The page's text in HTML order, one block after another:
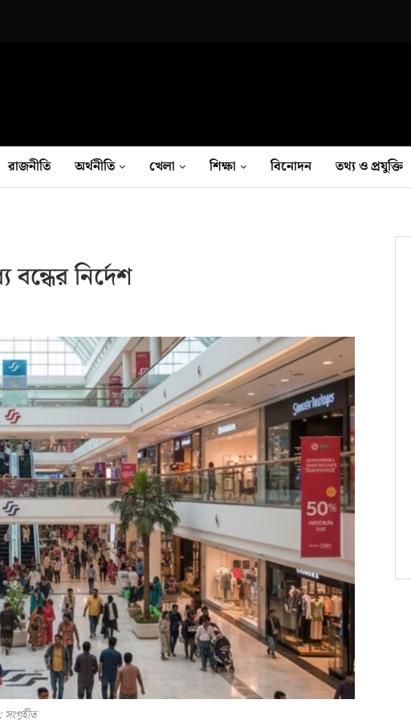
রাজনীতি অর্থনীতি খেলা শিক্ষা বিনোদন তথ‍্য ও প্রযুক্তি
নির্দেশ
সংগৃহীত